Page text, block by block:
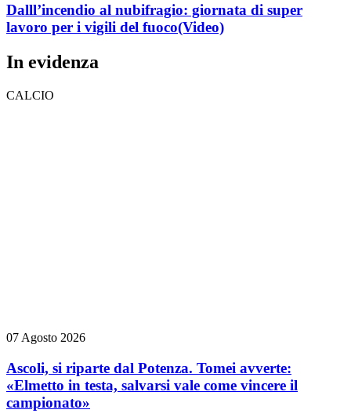
Dalll’incendio al nubifragio: giornata di super
lavoro per i vigili del fuoco(Video)
In evidenza
CALCIO
07 Agosto 2026
Ascoli, si riparte dal Potenza. Tomei avverte:
«Elmetto in testa, salvarsi vale come vincere il
campionato»